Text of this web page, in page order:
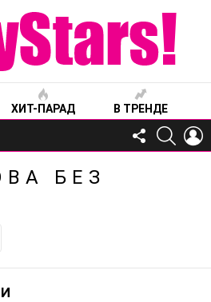
ХИТ-ПАРАД В ТРЕНДЕ
FOLLOW
US
БЕЗ